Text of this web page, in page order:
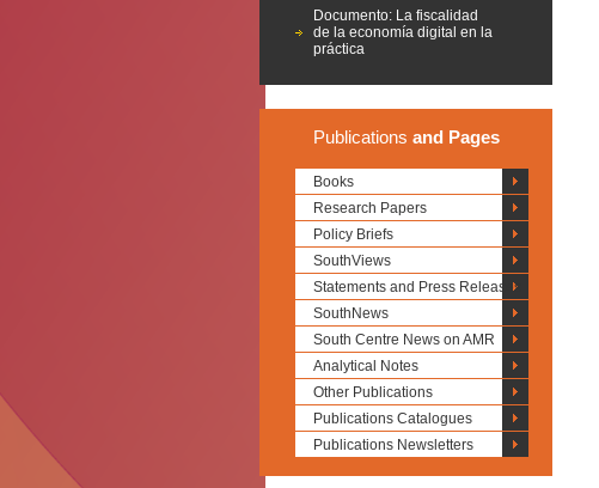
Documento: La fiscalidad
de la economía digital en la
práctica
Publications and Pages
Books
Research Papers
Policy Briefs
SouthViews
Statements and Press Releases
SouthNews
South Centre News on AMR
Analytical Notes
Other Publications
Publications Catalogues
Publications Newsletters